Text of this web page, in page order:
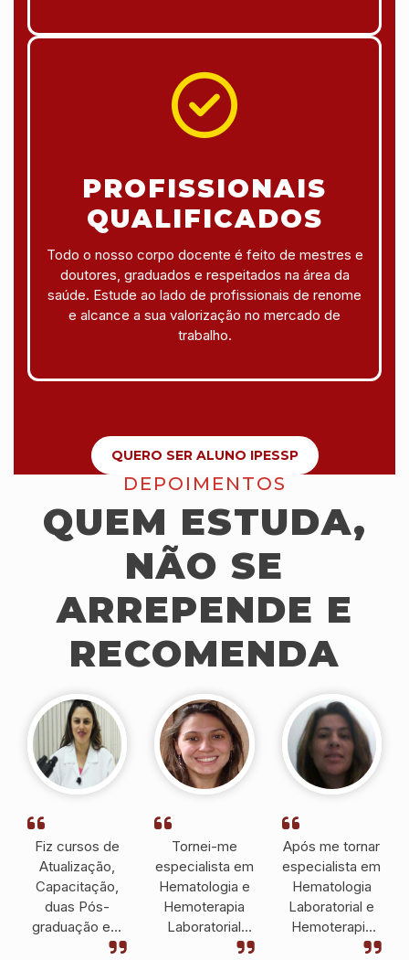
PROFISSIONAIS
QUALIFICADOS
Todo o nosso corpo docente é feito de mestres e
doutores, graduados e respeitados na área da
saúde. Estude ao lado de profissionais de renome
e alcance a sua valorização no mercado de
trabalho.
QUERO SER ALUNO IPESSP
DEPOIMENTOS
QUEM ESTUDA,
NÃO SE
ARREPENDE E
RECOMENDA
Fiz cursos de
Atualização,
Capacitação,
duas Pós-
graduação em
Hematologia e
Tornei-me
especialista em
Hematologia e
Hemoterapia
Laboratorial
pelo IPESSP e
Após me tornar
especialista em
Hematologia
Laboratorial e
Hemoterapia
pelo IPESSP fui